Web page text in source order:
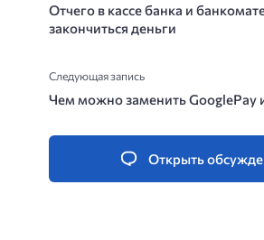
Отчего в кассе банка и
закончиться деньги
Следующая запись
Чем можно заменить GooglePay
Открыть